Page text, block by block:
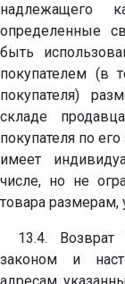
надлежащего
определенные
быть
покупателем (в
покупателя)
складе
покупателя по
имеет
числе, но не
товара размерам,
13.4. Возврат
законом и